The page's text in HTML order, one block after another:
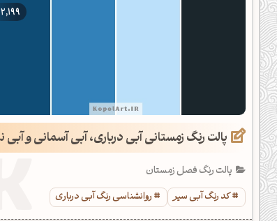
2,199
پالت رنگ زمستانی آبی درباری، آبی آسمانی و آبی نفتی
پالت رنگ فصل زمستان
کد رنگ آبی سیر
روانشناسی رنگ آبی درباری